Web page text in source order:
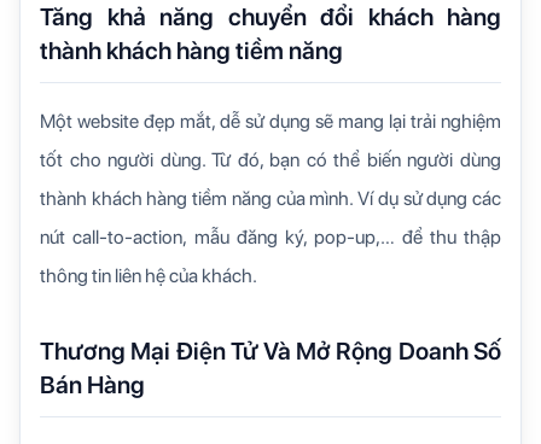
Tăng khả năng chuyển đổi khách hàng
thành khách hàng tiềm năng
Một website đẹp mắt, dễ sử dụng sẽ mang lại trải nghiệm
tốt cho người dùng. Từ đó, bạn có thể biến người dùng
thành khách hàng tiềm năng của mình. Ví dụ sử dụng các
nút call-to-action, mẫu đăng ký, pop-up,… để thu thập
thông tin liên hệ của khách.
Thương Mại Điện Tử Và Mở Rộng Doanh Số
Bán Hàng